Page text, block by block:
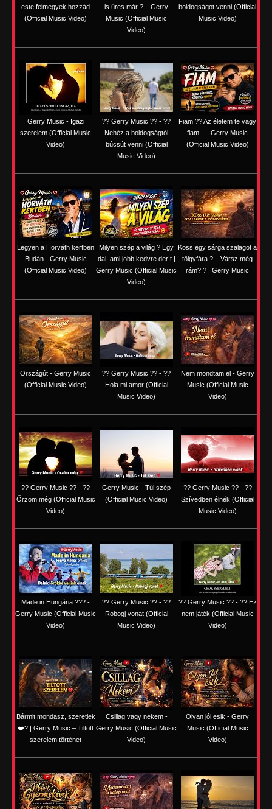
este felmegyek hozzád
(Official Music Video)
is üres már ? – Gerry
Music (Official Music
Video)
boldogságot venni (Official
Music Video)
Gerry Music - Igazi
szerelem (Official Music
Video)
?? Gerry Music ?? - ??
Nehéz a boldogságtól
búcsút venni (Official
Music Video)
Fiam ?‍? Az életem te vagy
fiam... - Gerry Music
(Official Music Video)
Legyen a Horváth kertben
Budán - Gerry Music
(Official Music Video)
Milyen szép a világ ? Egy
dal, ami jobb kedvre derít |
Gerry Music (Official Music
Video)
Köss egy sárga szalagot a
tölgyfára ?️ – Vársz még
rám? ? | Gerry Music
Országút - Gerry Music
(Official Music Video)
?? Gerry Music ?? - ??
Hola mi amor (Official
Music Video)
Nem mondtam el - Gerry
Music (Official Music
Video)
?? Gerry Music ?? - ??
Őrzöm még (Official Music
Video)
Gerry Music - Túl szép
(Official Music Video)
?? Gerry Music ?? - ??
Szívedben élnék (Official
Music Video)
Made in Hungária ??? -
Gerry Music (Official Music
Video)
?? Gerry Music ?? - ??
Robogj vonat (Official
Music Video)
?? Gerry Music ?? - ?? Ez
nem játék (Official Music
Video)
Bármit mondasz, szeretlek
❤️‍? | Gerry Music – Tiltott
szerelem történet
Csillag vagy nekem -
Gerry Music (Official Music
Video)
Olyan jól esik - Gerry
Music (Official Music
Video)